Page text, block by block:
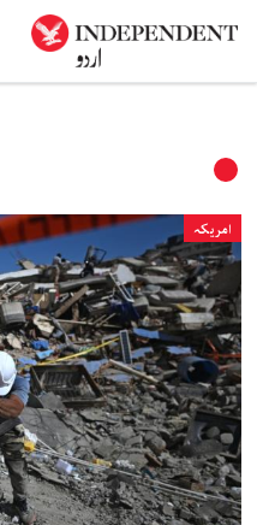
امریکہ